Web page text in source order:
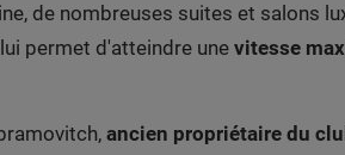
de nombreuses suites et salons
permet d'atteindre une vitesse
ancien propriétaire du